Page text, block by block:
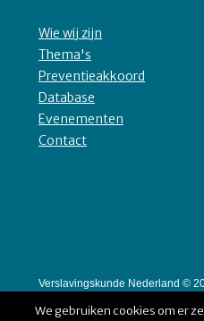
Wie wij zijn
Thema's
Preventieakkoord
Database
Evenementen
Contact
Verslavingskunde Nederland ©
We gebruiken cookies om er